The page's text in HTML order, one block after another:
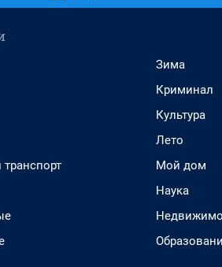
Зима
Криминал
Культура
Лето
Мой дом
Наука